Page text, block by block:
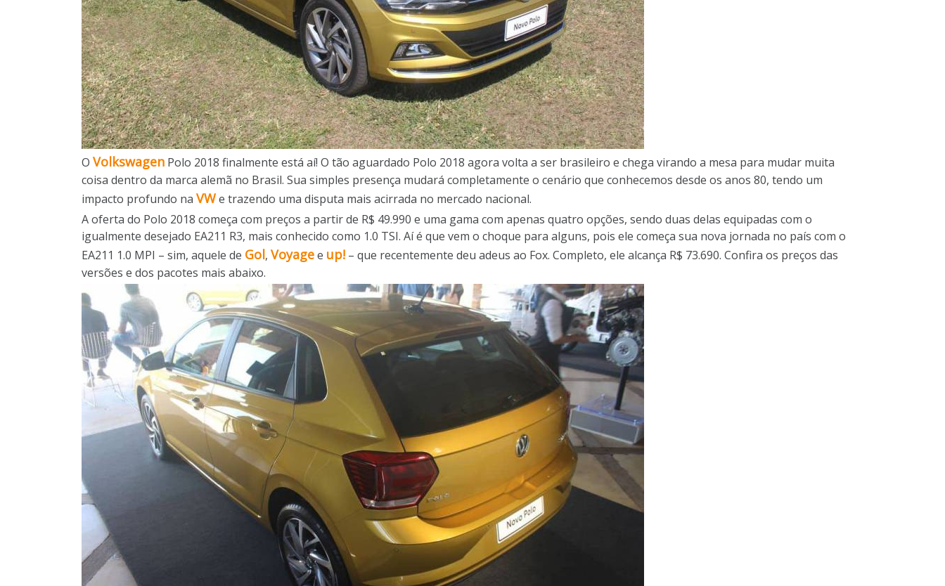
O Volkswagen Polo 2018 finalmente está aí! O tão aguardado Polo 2018 agora volta a ser brasileiro e chega virando a mesa para mudar muita
coisa dentro da marca alemã no Brasil. Sua simples presença mudará completamente o cenário que conhecemos desde os anos 80, tendo um
impacto profundo na VWe trazendo uma disputa mais acirrada no mercado nacional.
A oferta do Polo 2018 começa com preços a partir de R$ 49.990 e uma gama com apenas quatro opções, sendo duas delas equipadas com o
igualmente desejado EA211 R3, mais conhecido como 1.0 TSI. Aí é que vem o choque para alguns, pois ele começa sua nova jornada no país com o
EA211 1.0 MPI – sim, aquele de Gol, Voyagee up! – que recentemente deu adeus ao Fox. Completo, ele alcança R$ 73.690. Confira os preços das
versões e dos pacotes mais abaixo.